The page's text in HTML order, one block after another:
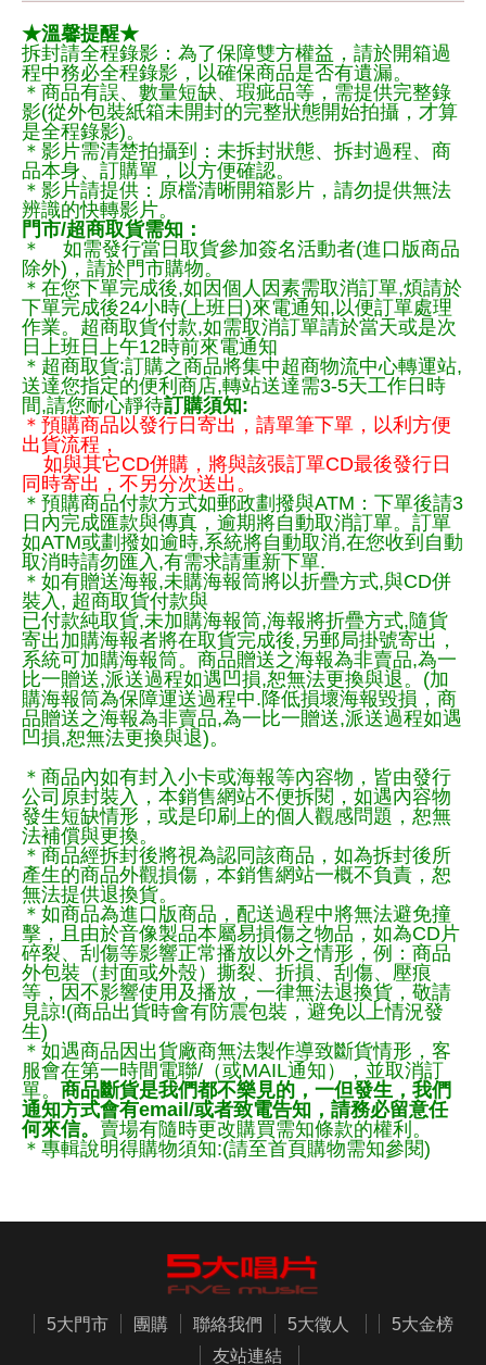
★溫馨提醒★
拆封請全程錄影：為了保障雙方權益，請於開箱過
程中務必全程錄影，以確保商品是否有遺漏。
＊商品有誤、數量短缺、瑕疵品等，需提供完整錄
影(從外包裝紙箱未開封的完整狀態開始拍攝，才算
是全程錄影)。
＊影片需清楚拍攝到：未拆封狀態、拆封過程、商
品本身、訂購單，以方便確認。
＊影片請提供：原檔清晰開箱影片，請勿提供無法
辨識的快轉影片。
門市/超商取貨需知：
＊ 如需發行當日取貨參加簽名活動者(進口版商品
除外)，請於門市購物。
＊在您下單完成後,如因個人因素需取消訂單,煩請於
下單完成後24小時(上班日)來電通知,以便訂單處理
作業。超商取貨付款,如需取消訂單請於當天或是次
日上班日上午12時前來電通知
＊超商取貨:訂購之商品將集中超商物流中心轉運站,
送達您指定的便利商店,轉站送達需3-5天工作日時
間,請您耐心靜待訂購須知:
＊預購商品以發行日寄出，請單筆下單，以利方便
出貨流程，
如與其它CD併購，將與該張訂單CD最後發行日
同時寄出，不另分次送出。
＊預購商品付款方式如郵政劃撥與ATM：下單後請3
日內完成匯款與傳真，逾期將自動取消訂單。訂單
如ATM或劃撥如逾時,系統將自動取消,在您收到自動
取消時請勿匯入,有需求請重新下單.
＊如有贈送海報,未購海報筒將以折疊方式,與CD併
裝入, 超商取貨付款與
已付款純取貨,未加購海報筒,海報將折疊方式,隨貨
寄出加購海報者將在取貨完成後,另郵局掛號寄出，
系統可加購海報筒。商品贈送之海報為非賣品,為一
比一贈送,派送過程如遇凹損,恕無法更換與退。(加
購海報筒為保障運送過程中.降低損壞海報毀損，商
品贈送之海報為非賣品,為一比一贈送,派送過程如遇
凹損,恕無法更換與退)。
＊商品內如有封入小卡或海報等內容物，皆由發行
公司原封裝入，本銷售網站不便拆閱，如遇內容物
發生短缺情形，或是印刷上的個人觀感問題，恕無
法補償與更換。
＊商品經拆封後將視為認同該商品，如為拆封後所
產生的商品外觀損傷，本銷售網站一概不負責，恕
無法提供退換貨。
＊如商品為進口版商品，配送過程中將無法避免撞
擊，且由於音像製品本屬易損傷之物品，如為CD片
碎裂、刮傷等影響正常播放以外之情形，例：商品
外包裝（封面或外殼）撕裂、折損、刮傷、壓痕
等，因不影響使用及播放，一律無法退換貨，敬請
見諒!(商品出貨時會有防震包裝，避免以上情況發
生)
＊如遇商品因出貨廠商無法製作導致斷貨情形，客
服會在第一時間電聯/（或MAIL通知），並取消訂
單。 商品斷貨是我們都不樂見的，一但發生，我們
通知方式會有email/或者致電告知，請務必留意任
何來信。 賣場有隨時更改購買需知條款的權利。
＊專輯說明得購物須知:(請至首頁購物需知參閱)
5大門市 團購 聯絡我們 5大徵人
5大金榜
友站連結